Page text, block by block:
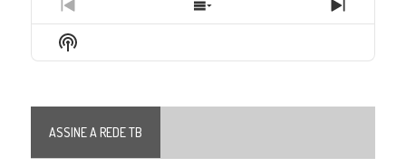
Previous
Episode
Show
Episodes
Next
Episode
Show
Podcast
ASSINE A REDE TB